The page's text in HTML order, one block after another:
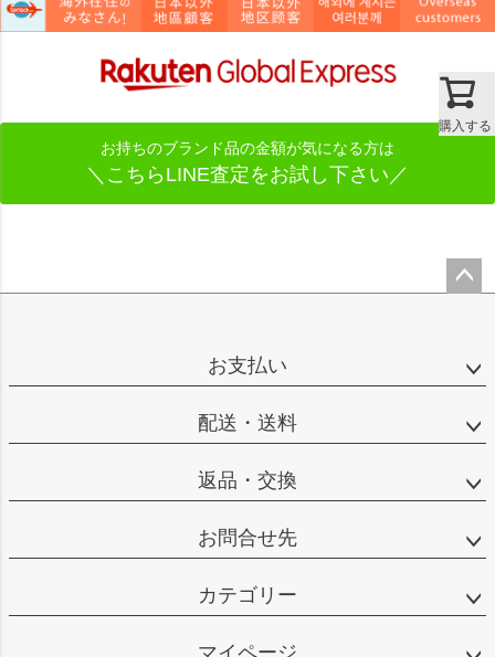
購入する
お持ちのブランド品の金額が気になる方は
＼こちらLINE査定をお試し下さい／
お支払い
配送・送料
返品・交換
お問合せ先
カテゴリー
マイページ